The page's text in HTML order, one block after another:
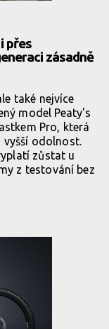
přes
zásadně
také nejvíce
model Peaty's
Pro, která
odolnost.
zůstat u
z testování bez